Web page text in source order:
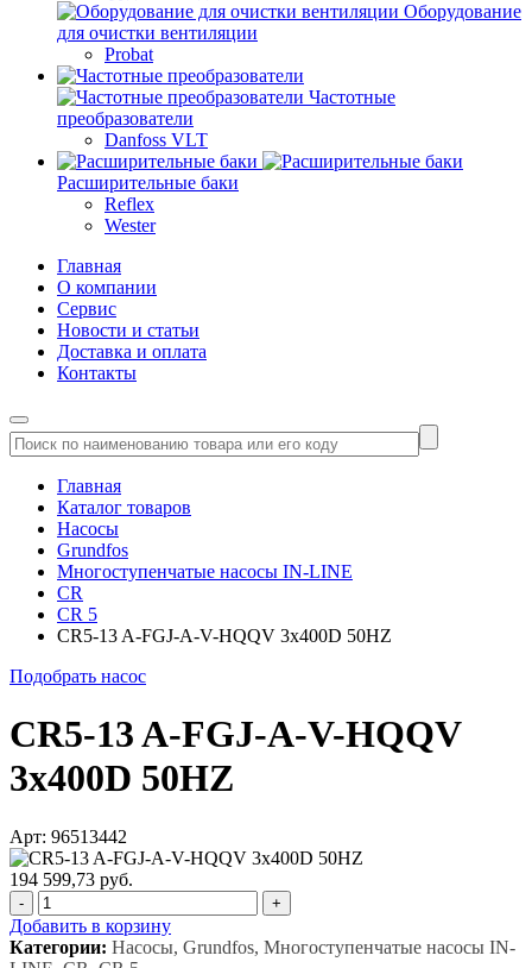
Оборудование
для очистки вентиляции
Probat
Частотные
преобразователи
Danfoss VLT
Расширительные баки
Reflex
Wester
Главная
О компании
Сервис
Новости и статьи
Доставка и оплата
Контакты
Главная
Каталог товаров
Насосы
Grundfos
Многоступенчатые насосы IN-LINE
CR
CR 5
CR5-13 A-FGJ-A-V-HQQV 3x400D 50HZ
Подобрать насос
CR5-13 A-FGJ-A-V-HQQV
3x400D 50HZ
Арт: 96513442
194 599,73 руб.
- +
Добавить в корзину
Категории: Насосы, Grundfos, Многоступенчатые насосы IN-